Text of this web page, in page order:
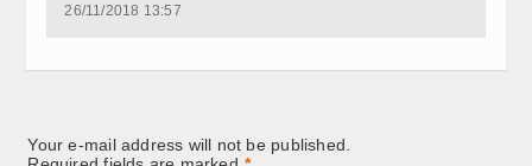
26/11/2018 13:57
Your e-mail address will not be published.